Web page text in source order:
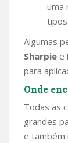
uma
Algumas
Sharpie e
para
Onde
Todas as
grandes
e também